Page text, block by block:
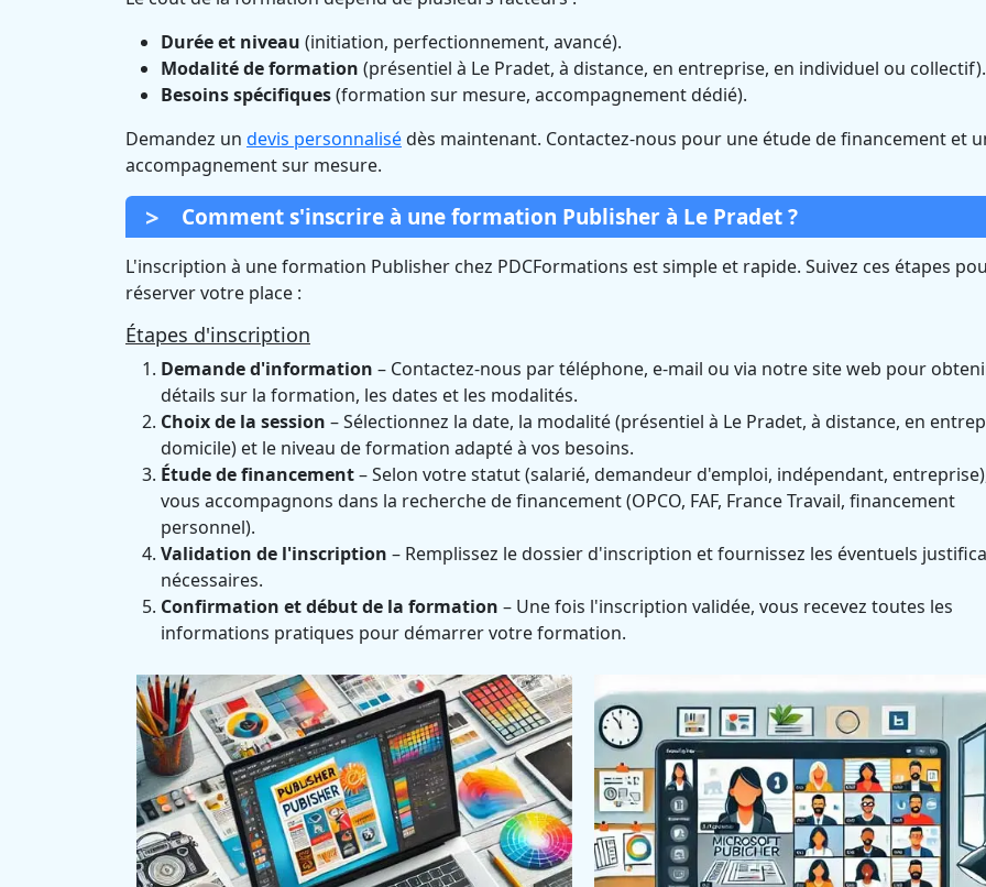
Durée et niveau (initiation, perfectionnement, avancé).
Modalité de formation (présentiel à Le Pradet, à distance, en entreprise, en individuel ou collectif).
Besoins spécifiques(formation sur mesure, accompagnement dédié).
Demandez un devis personnalisédès maintenant. Contactez-nous pour une étude de financement et
accompagnement sur mesure.
Comment s'inscrire à une formation Publisher à Le Pradet ?
L'inscription à une formation Publisher chez PDCFormations est simple et rapide. Suivez ces étapes
réserver votre place :
Étapes d'inscription
Demande d'information – Contactez-nous par téléphone, e-mail ou via notre site web pour
détails sur la formation, les dates et les modalités.
Choix de la session – Sélectionnez la date, la modalité (présentiel à Le Pradet, à distance, en
domicile) et le niveau de formation adapté à vos besoins.
Étude de financement– Selon votre statut (salarié, demandeur d'emploi, indépendant,
vous accompagnons dans la recherche de financement (OPCO, FAF, France Travail, financement
personnel).
Validation de l'inscription – Remplissez le dossier d'inscription et fournissez les éventuels
nécessaires.
Confirmation et début de la formation – Une fois l'inscription validée, vous recevez toutes les
informations pratiques pour démarrer votre formation.